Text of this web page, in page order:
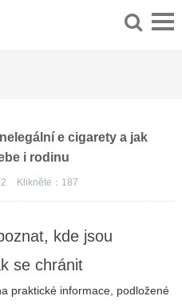
e cigarety a jak
i rodinu
Klikněte： 187
kde jsou
se chránit
praktické informace, podložené